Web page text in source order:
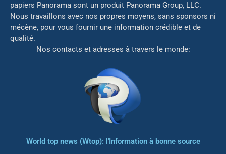
papiers Panorama sont un produit Panorama Group, LLC.
Nous travaillons avec nos propres moyens, sans sponsors ni
mécène, pour vous fournir une information crédible et de
qualité.
Nos contacts et adresses à travers le monde:
World top news (Wtop): l'Information à bonne source